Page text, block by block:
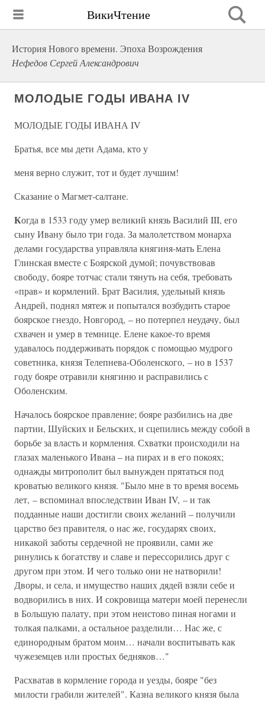
ВикиЧтение
История Нового времени. Эпоха Возрождения
Нефедов Сергей Александрович
МОЛОДЫЕ ГОДЫ ИВАНА IV
МОЛОДЫЕ ГОДЫ ИВАНА IV
Братья, все мы дети Адама, кто у
меня верно служит, тот и будет лучшим!
Сказание о Магмет-салтане.
Когда в 1533 году умер великий князь Василий III, его
сыну Ивану было три года. За малолетством монарха
делами государства управляла княгиня-мать Елена
Глинская вместе с Боярской думой; почувствовав
свободу, бояре тотчас стали тянуть на себя, требовать
«прав» и кормлений. Брат Василия, удельный князь
Андрей, поднял мятеж и попытался возбудить старое
боярское гнездо, Новгород, – но потерпел неудачу, был
схвачен и умер в темнице. Елене какое-то время
удавалось поддерживать порядок с помощью мудрого
советника, князя Телепнева-Оболенского, – но в 1537
году бояре отравили княгиню и расправились с
Оболенским.
Началось боярское правление; бояре разбились на две
партии, Шуйских и Бельских, и сцепились между собой в
борьбе за власть и кормления. Схватки происходили на
глазах маленького Ивана – на пирах и в его покоях;
однажды митрополит был вынужден прятаться под
кроватью великого князя. "Было мне в то время восемь
лет, – вспоминал впоследствии Иван IV, – и так
подданные наши достигли своих желаний – получили
царство без правителя, о нас же, государях своих,
никакой заботы сердечной не проявили, сами же
ринулись к богатству и славе и перессорились друг с
другом при этом. И чего только они не натворили!
Дворы, и села, и имущество наших дядей взяли себе и
водворились в них. И сокровища матери моей перенесли
в Большую палату, при этом неистово пиная ногами и
толкая палками, а остальное разделили… Нас же, с
единородным братом моим… начали воспитывать как
чужеземцев или простых бедняков…"
Расхватав в кормление города и уезды, бояре "без
милости грабили жителей". Казна великого князя была